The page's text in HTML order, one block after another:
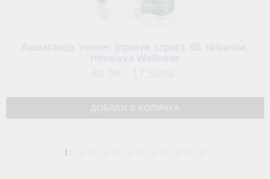
Ашваганда Уелнес (против стрес), 60 таблетки,
Himalaya Wellness